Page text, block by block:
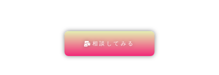
相談してみる